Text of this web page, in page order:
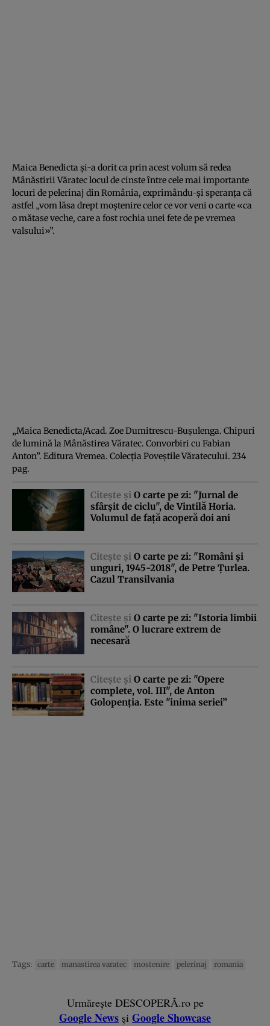
Maica Benedicta şi-a dorit ca prin acest volum să redea
Mânăstirii Văratec locul de cinste între cele mai importante
locuri de pelerinaj din România, exprimându-şi speranţa că
astfel „vom lăsa drept moştenire celor ce vor veni o carte «ca
o mătase veche, care a fost rochia unei fete de pe vremea
valsului»”.
„Maica Benedicta/Acad. Zoe Dumitrescu-Buşulenga. Chipuri
de lumină la Mânăstirea Văratec. Convorbiri cu Fabian
Anton”. Editura Vremea. Colecţia Poveştile Văratecului. 234
pag.
Citeşte şi O carte pe zi: "Jurnal de
sfârşit de ciclu", de Vintilă Horia.
Volumul de faţă acoperă doi ani
Citeşte şi O carte pe zi: "Români şi
unguri, 1945-2018", de Petre Ţurlea.
Cazul Transilvania
Citeşte şi O carte pe zi: "Istoria limbii
române". O lucrare extrem de
necesară
Citeşte şi O carte pe zi: "Opere
complete, vol. III", de Anton
Golopenţia. Este "inima seriei”
Tags: carte manastirea varatec mostenire pelerinaj romania
Urmărește DESCOPERĂ.ro pe
Google News și Google Showcase